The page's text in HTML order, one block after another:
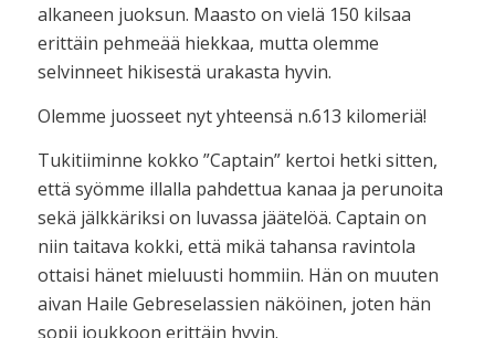
alkaneen juoksun. Maasto on vielä 150 kilsaa
erittäin pehmeää hiekkaa, mutta olemme
selvinneet hikisestä urakasta hyvin.
Olemme juosseet nyt yhteensä n.613 kilomeriä!
Tukitiiminne kokko ”Captain” kertoi hetki sitten,
että syömme illalla pahdettua kanaa ja perunoita
sekä jälkkäriksi on luvassa jäätelöä. Captain on
niin taitava kokki, että mikä tahansa ravintola
ottaisi hänet mieluusti hommiin. Hän on muuten
aivan Haile Gebreselassien näköinen, joten hän
sopii joukkoon erittäin hyvin.